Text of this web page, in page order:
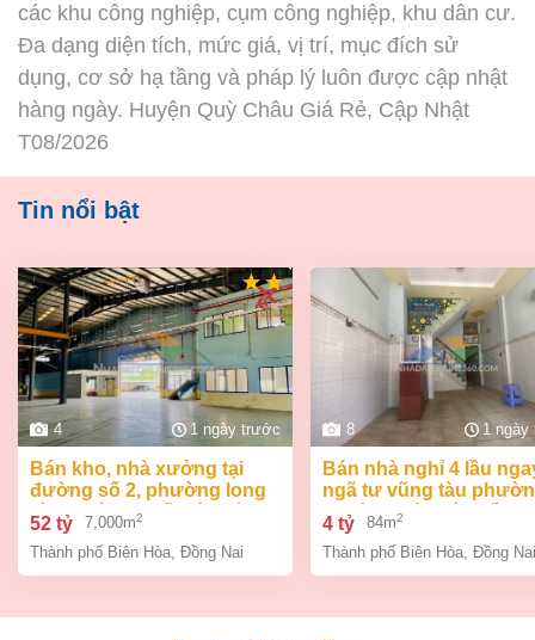
các khu công nghiệp, cụm công nghiệp, khu dân cư.
Đa dạng diện tích, mức giá, vị trí, mục đích sử
dụng, cơ sở hạ tầng và pháp lý luôn được cập nhật
hàng ngày. Huyện Quỳ Châu Giá Rẻ, Cập Nhật
T08/2026
Tin nổi bật
4 1 ngày trước
bán kho, nhà xưởng tại
đường số 2, phường long
bình, thành phố biên hòa,
đồng nai giá 52 tỷ
52 tỷ 7,000m2
Thành phố Biên Hòa Đồng Nai
8 1
bán nhà nghỉ 4 lầu ngay
ngã tư vũng tàu
an bình biên hòa đồng
giá chỉ 4 tỷ
4 tỷ 84m2
Thành phố Biên Hòa Đồng Nai